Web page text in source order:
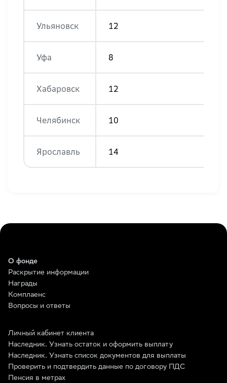
Ульяновск 12
Уфа 8
Хабаровск 12
Челябинск 10
Ярославль 14
О фонде
Раскрытие информации
Награды
Комплаенс
Вопросы и ответы
Личный кабинет клиента
Наследник. Узнать остаток и оформить выплату
Наследник. Узнать список документов для выплаты
Проверить и подтвердить данные по договору ПДС
Пенсия в метрах